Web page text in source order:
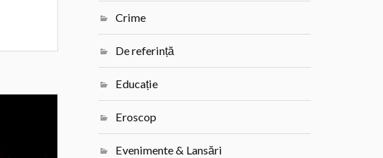
Crime
De referință
Educație
Eroscop
Evenimente & Lansări